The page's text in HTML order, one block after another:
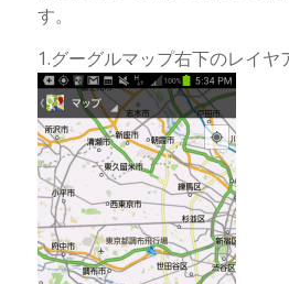
す。
1.グーグルマップ右下のレイヤ